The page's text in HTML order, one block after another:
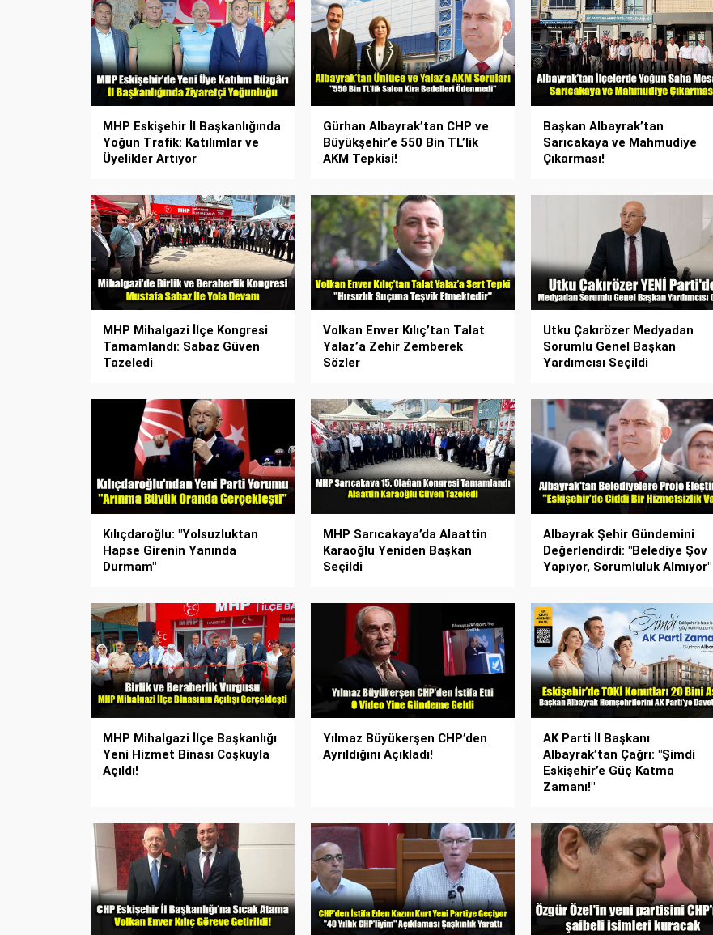
MHP Eskişehir İl Başkanlığında
Yoğun Trafik: Katılımlar ve
Üyelikler Artıyor
Gürhan Albayrak’tan CHP ve
Büyükşehir’e 550 Bin TL’lik
AKM Tepkisi!
Başkan Albayrak’tan
Sarıcakaya ve Mahmudiye
Çıkarması!
MHP Mihalgazi İlçe Kongresi
Tamamlandı: Sabaz Güven
Tazeledi
Volkan Enver Kılıç’tan Talat
Yalaz’a Zehir Zemberek
Sözler
Utku Çakırözer Medyadan
Sorumlu Genel Başkan
Yardımcısı Seçildi
Kılıçdaroğlu: "Yolsuzluktan
Hapse Girenin Yanında
Durmam"
MHP Sarıcakaya’da Alaattin
Karaoğlu Yeniden Başkan
Seçildi
Albayrak Şehir Gündemini
Değerlendirdi: "Belediye Şov
Yapıyor, Sorumluluk Almıyor"
MHP Mihalgazi İlçe Başkanlığı
Yeni Hizmet Binası Coşkuyla
Açıldı!
Yılmaz Büyükerşen CHP’den
Ayrıldığını Açıkladı!
AK Parti İl Başkanı
Albayrak’tan Çağrı: "Şimdi
Eskişehir’e Güç Katma
Zamanı!"